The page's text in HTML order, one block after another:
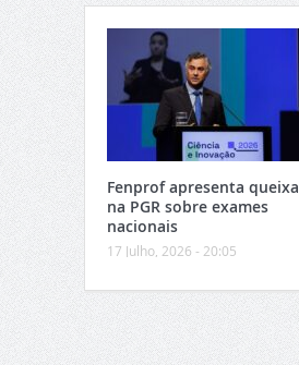
Fenprof apresenta queixa
na PGR sobre exames
nacionais
17 Julho, 2026 - 20:05